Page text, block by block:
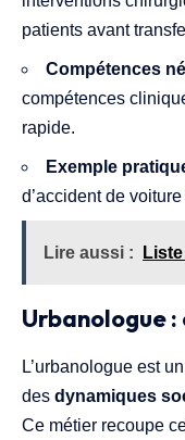
patients avant
Compétences
compétences
rapide.
Exemple
d’accident de
Lire aussi :
Urbanologue
L’urbanologue est
des dynamiques
Ce métier recoupe